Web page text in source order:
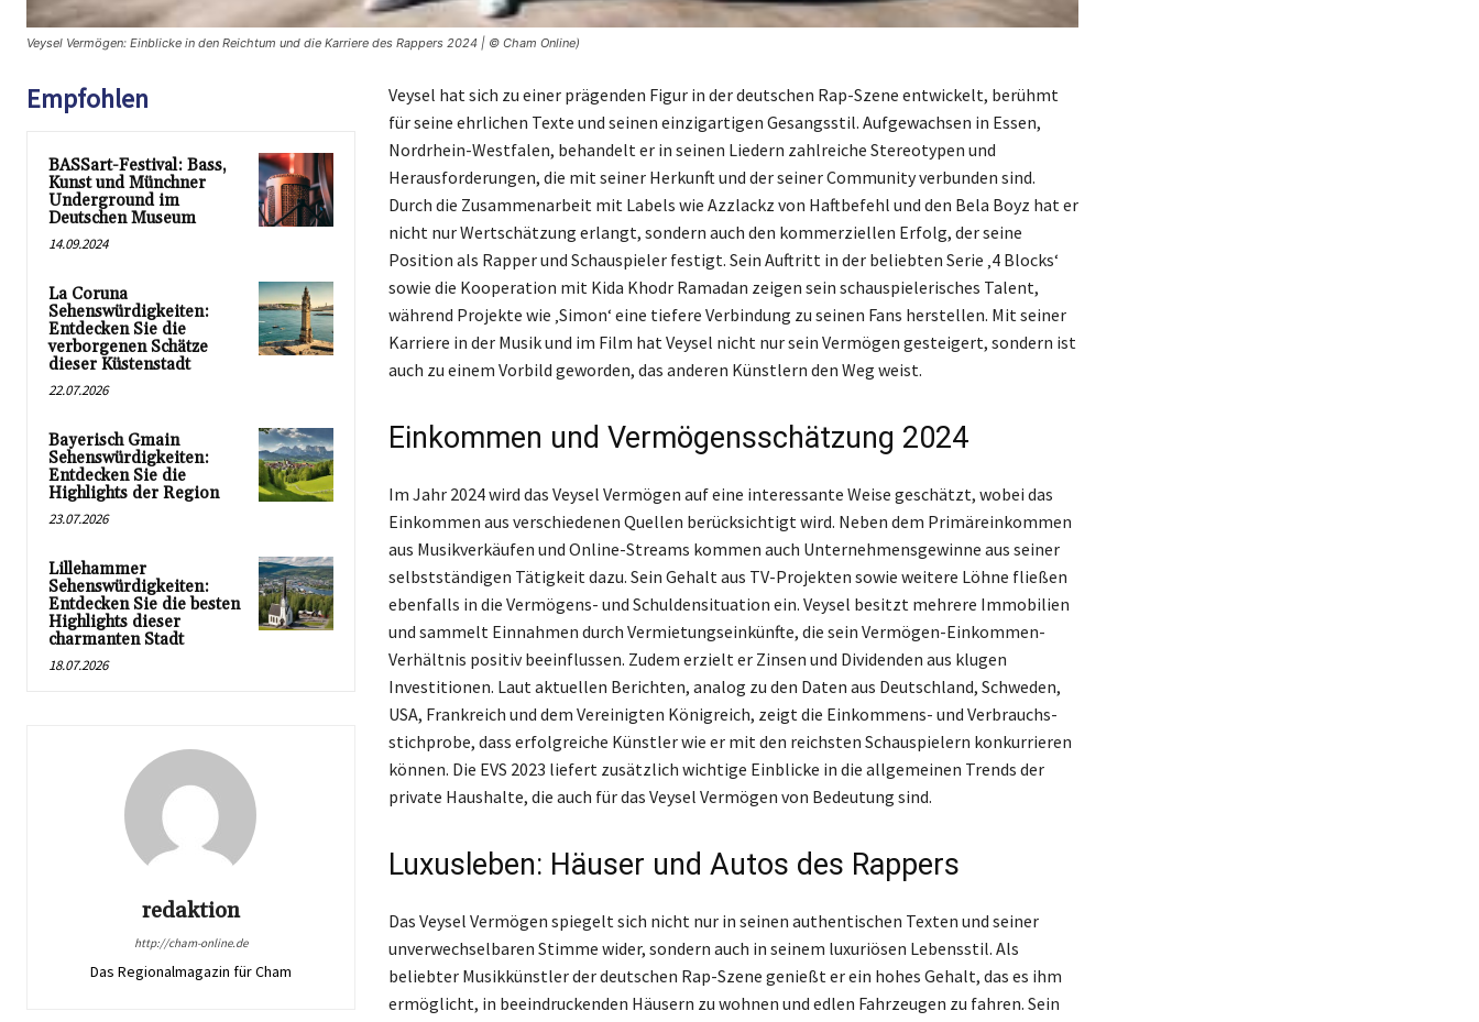
Veysel Vermögen: Einblicke in den Reichtum und die Karriere des Rappers 2024 | © Cham Online)
Empfohlen
BASSart-Festival: Bass,
Kunst und Münchner
Underground im
Deutschen Museum
14.09.2024
La Coruna
Sehenswürdigkeiten:
Entdecken Sie die
verborgenen Schätze
dieser Küstenstadt
22.07.2026
Bayerisch Gmain
Sehenswürdigkeiten:
Entdecken Sie die
Highlights der Region
23.07.2026
Lillehammer
Sehenswürdigkeiten:
Entdecken Sie die besten
Highlights dieser
charmanten Stadt
18.07.2026
redaktion
http://cham-online.de
Das Regionalmagazin für Cham
Veysel hat sich zu einer prägenden Figur in der deutschen Rap-Szene entwickelt, berühmt
für seine ehrlichen Texte und seinen einzigartigen Gesangsstil. Aufgewachsen in Essen,
Nordrhein-Westfalen, behandelt er in seinen Liedern zahlreiche Stereotypen und
Herausforderungen, die mit seiner Herkunft und der seiner Community verbunden sind.
Durch die Zusammenarbeit mit Labels wie Azzlackz von Haftbefehl und den Bela Boyz hat er
nicht nur Wertschätzung erlangt, sondern auch den kommerziellen Erfolg, der seine
Position als Rapper und Schauspieler festigt. Sein Auftritt in der beliebten Serie ‚4 Blocks‘
sowie die Kooperation mit Kida Khodr Ramadan zeigen sein schauspielerisches Talent,
während Projekte wie ‚Simon‘ eine tiefere Verbindung zu seinen Fans herstellen. Mit seiner
Karriere in der Musik und im Film hat Veysel nicht nur sein Vermögen gesteigert, sondern ist
auch zu einem Vorbild geworden, das anderen Künstlern den Weg weist.
Einkommen und Vermögensschätzung 2024
Im Jahr 2024 wird das Veysel Vermögen auf eine interessante Weise geschätzt, wobei das
Einkommen aus verschiedenen Quellen berücksichtigt wird. Neben dem Primäreinkommen
aus Musikverkäufen und Online-Streams kommen auch Unternehmensgewinne aus seiner
selbstständigen Tätigkeit dazu. Sein Gehalt aus TV-Projekten sowie weitere Löhne fließen
ebenfalls in die Vermögens- und Schulden­situation ein. Veysel besitzt mehrere Immobilien
und sammelt Einnahmen durch Vermietungseinkünfte, die sein Vermögen-Einkommen-
Verhältnis positiv beeinflussen. Zudem erzielt er Zinsen und Dividenden aus klugen
Investitionen. Laut aktuellen Berichten, analog zu den Daten aus Deutschland, Schweden,
USA, Frankreich und dem Vereinigten Königreich, zeigt die Einkommens- und Verbrauchs­
stichprobe, dass erfolgreiche Künstler wie er mit den reichsten Schauspielern konkurrieren
können. Die EVS 2023 liefert zusätzlich wichtige Einblicke in die allgemeinen Trends der
private Haushalte, die auch für das Veysel Vermögen von Bedeutung sind.
Luxusleben: Häuser und Autos des Rappers
Das Veysel Vermögen spiegelt sich nicht nur in seinen authentischen Texten und seiner
unverwechselbaren Stimme wider, sondern auch in seinem luxuriösen Lebensstil. Als
beliebter Musikkünstler der deutschen Rap-Szene genießt er ein hohes Gehalt, das es ihm
ermöglicht, in beeindruckenden Häusern zu wohnen und edlen Fahrzeugen zu fahren. Sein